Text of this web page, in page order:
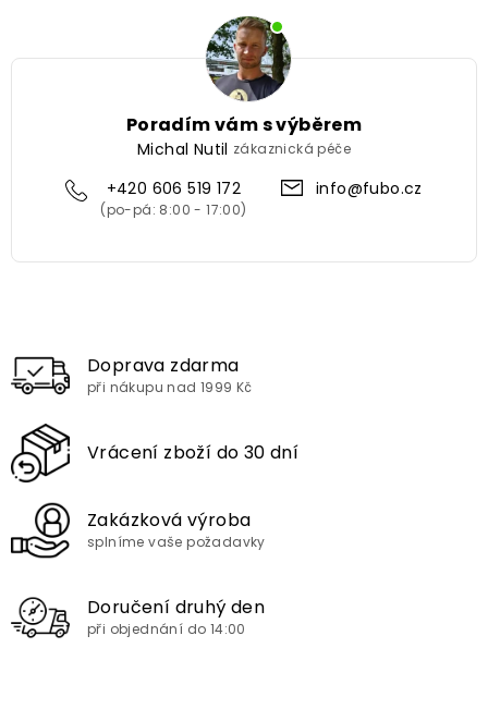
Poradím vám s výběrem
Michal Nutil zákaznická péče
+420 606 519 172 info@fubo.cz
Doprava zdarma
při nákupu nad 1999 Kč
Vrácení zboží do 30 dní
Zakázková výroba
splníme vaše požadavky
Doručení druhý den
při objednání do 14:00